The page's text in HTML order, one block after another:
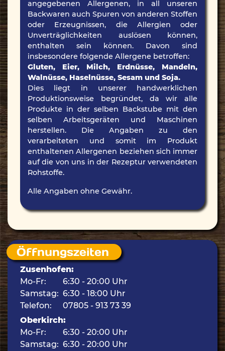
angegebenen Allergenen, in all unseren
Backwaren auch Spuren von anderen Stoffen
oder Erzeugnissen, die Allergien oder
Unverträglichkeiten auslösen können,
enthalten sein können. Davon sind
insbesondere folgende Allergene betroffen:
Gluten, Eier, Milch, Erdnüsse, Mandeln,
Walnüsse, Haselnüsse, Sesam und Soja.
Dies liegt in unserer handwerklichen
Produktionsweise begründet, da wir alle
Produkte in der selben Backstube mit den
selben Arbeitsgeräten und Maschinen
herstellen. Die Angaben zu den
verarbeiteten und somit im Produkt
enthaltenen Allergenen beziehen sich immer
auf die von uns in der Rezeptur verwendeten
Rohstoffe.
Alle Angaben ohne Gewähr.
Öffnungszeiten
Zusenhofen:
Mo-Fr:
Samstag:
Telefon:
6:30 - 20:00 Uhr
6:30 - 18:00 Uhr
07805 - 913 73 39
Oberkirch:
Mo-Fr:
Samstag:
6:30 - 20:00 Uhr
6:30 - 20:00 Uhr